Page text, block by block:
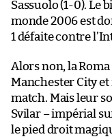
Sassuolo (1-0). Le
monde 2006 est
1 défaite contre
Alors non, la Roma
Manchester City et
match. Mais leur
Svilar – impérial
le pied droit